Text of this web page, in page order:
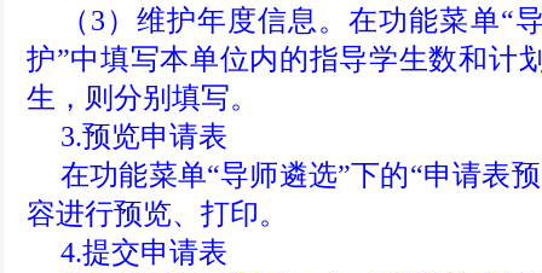
（3）维护年度信息。在功能菜单“
护”中填写本单位内的指导学生数和计
生，则分别填写。
3.预览申请表
在功能菜单“导师遴选”下的“申请表
容进行预览、打印。
4.提交申请表